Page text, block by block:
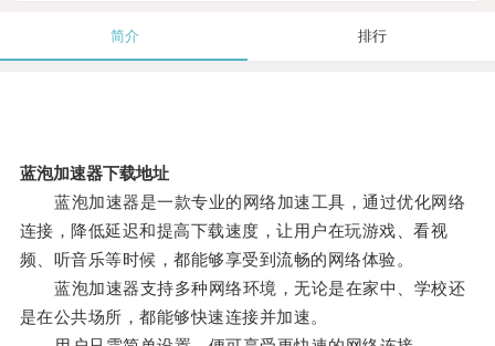
简介 排行
蓝泡加速器下载地址
蓝泡加速器是一款专业的网络加速工具，通过优化网络
连接，降低延迟和提高下载速度，让用户在玩游戏、看视
频、听音乐等时候，都能够享受到流畅的网络体验。
蓝泡加速器支持多种网络环境，无论是在家中、学校还
是在公共场所，都能够快速连接并加速。